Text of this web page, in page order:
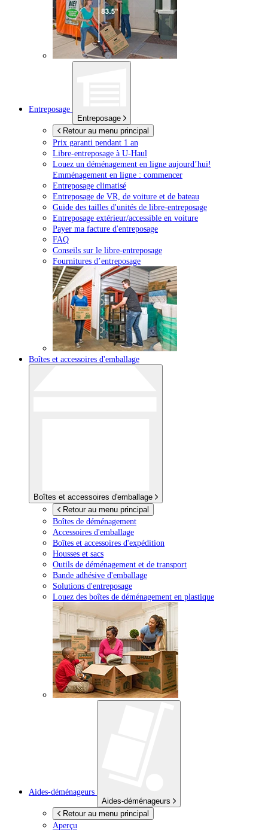
Entreposage
Entreposage
Retour au menu principal
Prix garanti pendant 1 an
Libre-entreposage à U-Haul
Louez un déménagement en ligne aujourd’hui!
Emménagement en ligne : commencer
Entreposage climatisé
Entreposage de VR, de voiture et de bateau
Guide des tailles d'unités de libre-entreposage
Entreposage extérieur/accessible en voiture
Payer ma facture d'entreposage
FAQ
Conseils sur le libre-entreposage
Fournitures d’entreposage
Boîtes et accessoires d'emballage
Boîtes et accessoires d'emballage
Retour au menu principal
Boîtes de déménagement
Accessoires d'emballage
Boîtes et accessoires d'expédition
Housses et sacs
Outils de déménagement et de transport
Bande adhésive d'emballage
Solutions d'entreposage
Louez des boîtes de déménagement en plastique
Aides-déménageurs
Aides-déménageurs
Retour au menu principal
Aperçu